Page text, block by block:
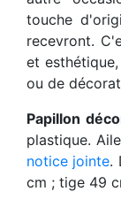
touche
recevront.
et
ou de
Papillon
plastique.
notice jointe.
cm ; tige 49